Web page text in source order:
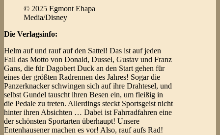
© 2025 Egmont Ehapa
Media/Disney
Die Verlagsinfo:
Helm auf und rauf auf den Sattel! Das ist auf jeden
Fall das Motto von Donald, Dussel, Gustav und Franz
Gans, die für Dagobert Duck an den Start gehen für
eines der größten Radrennen des Jahres! Sogar die
Panzerknacker schwingen sich auf ihre Drahtesel, und
selbst Gundel tauscht ihren Besen ein, um fleißig in
die Pedale zu treten. Allerdings steckt Sportsgeist nicht
hinter ihren Absichten … Dabei ist Fahrradfahren eine
der schönsten Sportarten überhaupt! Unsere
Entenhausener machen es vor! Also, rauf aufs Rad!